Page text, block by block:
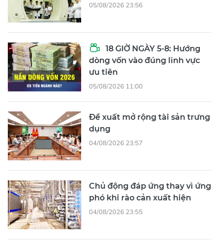
05/08/2026 23:56
18 GIỜ NGÀY 5-8: Hướng
dòng vốn vào đúng lĩnh vực
ưu tiên
05/08/2026 11:00
Đề xuất mở rộng tài sản trưng
dụng
04/08/2026 23:57
Chủ động đáp ứng thay vì ứng
phó khi rào cản xuất hiện
04/08/2026 23:55